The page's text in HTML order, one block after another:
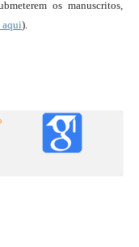
os manuscritos,
).